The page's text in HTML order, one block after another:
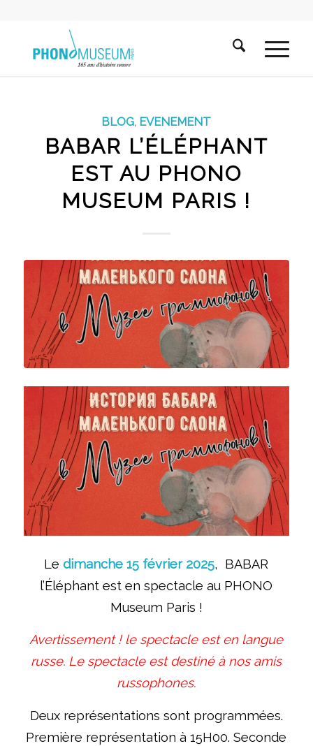
BLOG, EVENEMENT
BABAR L’ÉLÉPHANT
EST AU PHONO
MUSEUM PARIS !
Ledimanche 15 février 2025, BABAR
l’Éléphant est en spectacle au PHONO
Museum Paris !
Avertissement ! le spectacle est en langue
russe. Le spectacle est destiné à nos amis
russophones.
Deux représentations sont programmées.
Première représentation à 15H00. Seconde